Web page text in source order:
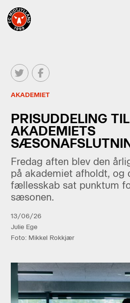
AKADEMIET
PRISUDDELING TIL
AKADEMIETS
Fredag aften blev den
på akademiet afholdt, og
fællesskab sat punktum
sæsonen.
13/06/26
Julie Ege
Foto: Mikkel Rokkjær